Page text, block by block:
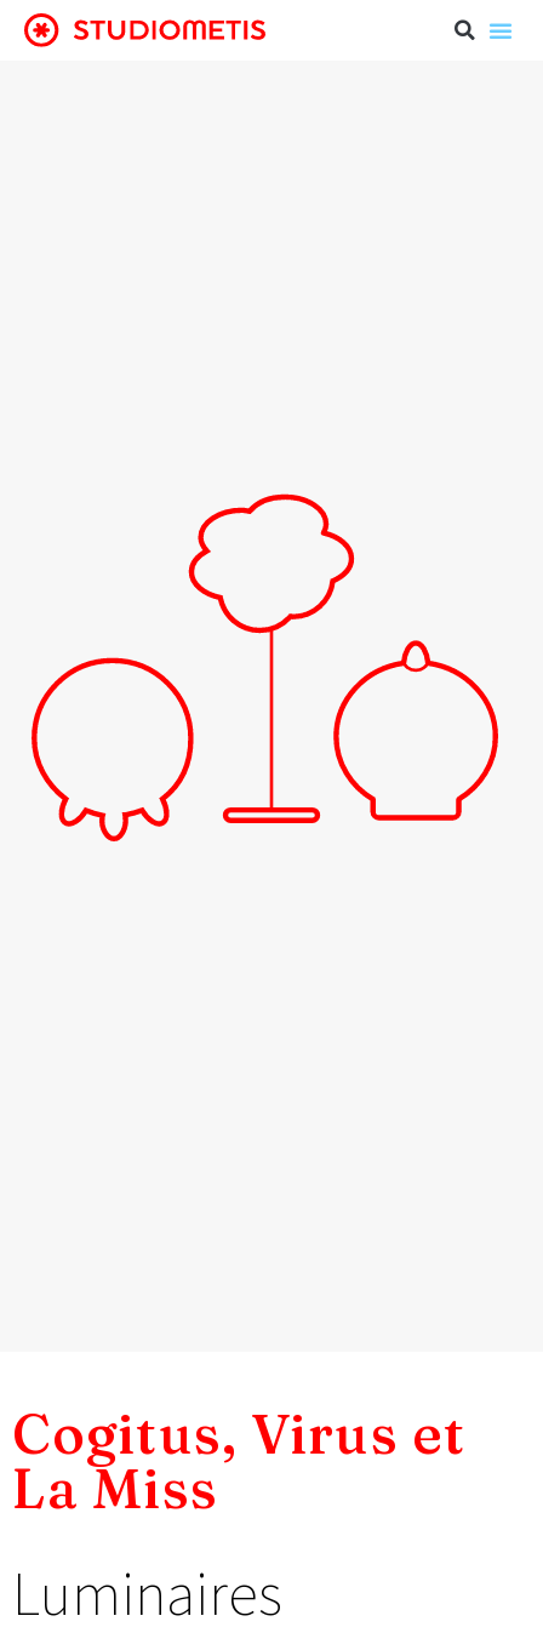
Cogitus, Virus et
La Miss
Luminaires